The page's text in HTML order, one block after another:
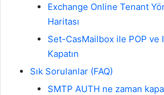
Exchange Online Tenant
Haritası
Set-CasMailbox ile POP ve
Kapatın
Sık Sorulanlar (FAQ)
SMTP AUTH ne zaman